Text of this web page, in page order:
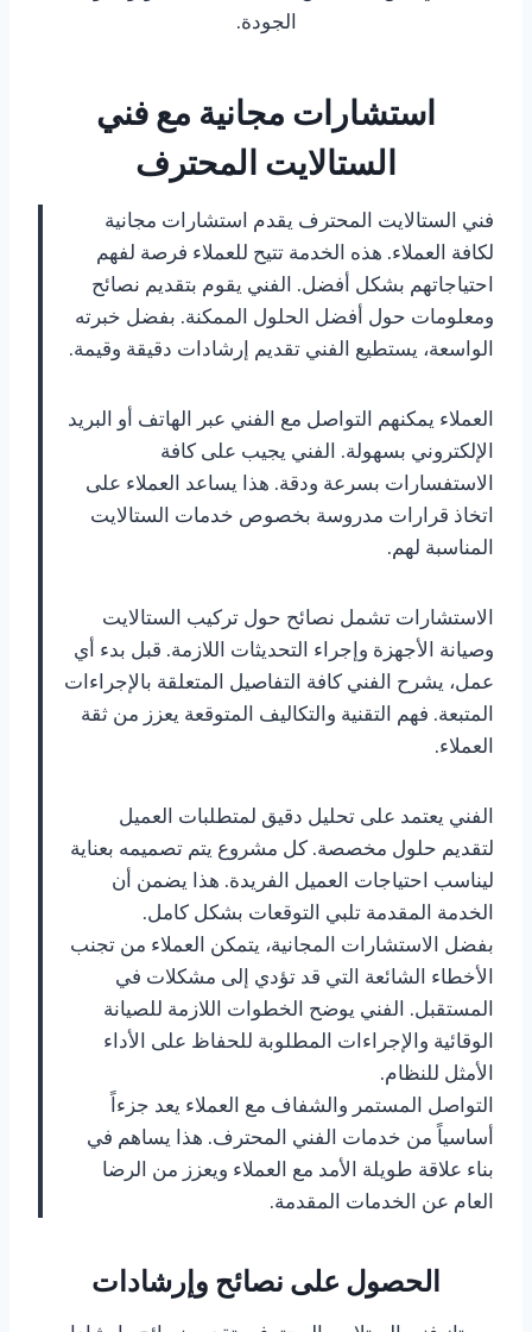
الجودة.
استشارات مجانية مع فني
الستالايت المحترف
فني الستالايت المحترف يقدم استشارات مجانية
لكافة العملاء. هذه الخدمة تتيح للعملاء فرصة لفهم
احتياجاتهم بشكل أفضل. الفني يقوم بتقديم نصائح
ومعلومات حول أفضل الحلول الممكنة. بفضل خبرته
الواسعة، يستطيع الفني تقديم إرشادات دقيقة وقيمة.
العملاء يمكنهم التواصل مع الفني عبر الهاتف أو البريد
الإلكتروني بسهولة. الفني يجيب على كافة
الاستفسارات بسرعة ودقة. هذا يساعد العملاء على
اتخاذ قرارات مدروسة بخصوص خدمات الستالايت
المناسبة لهم.
الاستشارات تشمل نصائح حول تركيب الستالايت
وصيانة الأجهزة وإجراء التحديثات اللازمة. قبل بدء أي
عمل، يشرح الفني كافة التفاصيل المتعلقة بالإجراءات
المتبعة. فهم التقنية والتكاليف المتوقعة يعزز من ثقة
العملاء.
الفني يعتمد على تحليل دقيق لمتطلبات العميل
لتقديم حلول مخصصة. كل مشروع يتم تصميمه بعناية
ليناسب احتياجات العميل الفريدة. هذا يضمن أن
الخدمة المقدمة تلبي التوقعات بشكل كامل.
بفضل الاستشارات المجانية، يتمكن العملاء من تجنب
الأخطاء الشائعة التي قد تؤدي إلى مشكلات في
المستقبل. الفني يوضح الخطوات اللازمة للصيانة
الوقائية والإجراءات المطلوبة للحفاظ على الأداء
الأمثل للنظام.
التواصل المستمر والشفاف مع العملاء يعد جزءاً
أساسياً من خدمات الفني المحترف. هذا يساهم في
بناء علاقة طويلة الأمد مع العملاء ويعزز من الرضا
العام عن الخدمات المقدمة.
الحصول على نصائح وإرشادات